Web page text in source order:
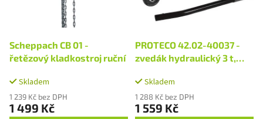
d
u
t
ů
Scheppach CB 01 -
řetězový kladkostroj ruční
Skladem
1 239 Kč bez DPH
1 499 Kč
PROTECO 42.02-40037 -
zvedák hydraulický 3 t,
Skladem
1 288 Kč bez DPH
1 559 Kč